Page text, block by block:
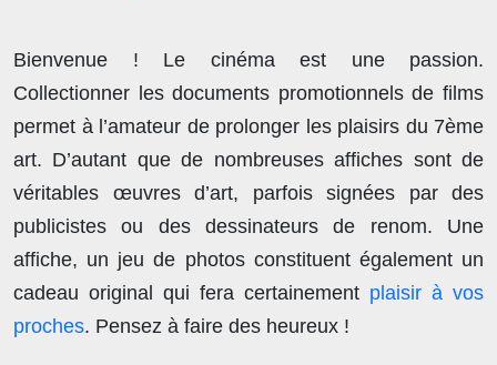
Bienvenue ! Le cinéma est une passion.
Collectionner les documents promotionnels de films
permet à l’amateur de prolonger les plaisirs du 7ème
art. D’autant que de nombreuses affiches sont de
véritables œuvres d’art, parfois signées par des
publicistes ou des dessinateurs de renom. Une
affiche, un jeu de photos constituent également un
cadeau original qui fera certainement plaisir à vos
proches. Pensez à faire des heureux !